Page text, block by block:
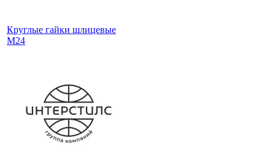
Круглые гайки шлицевые
М24